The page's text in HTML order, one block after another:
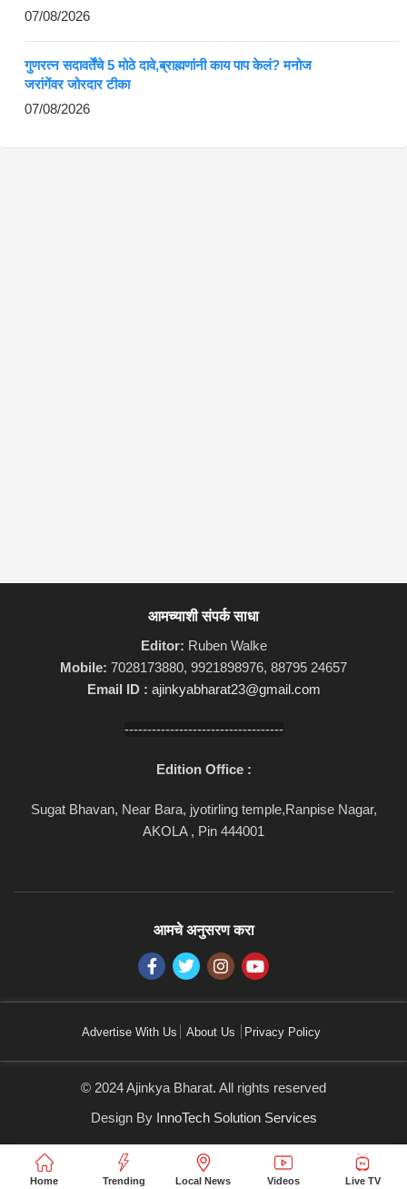
07/08/2026
गुणरत्न सदावर्तेंचे 5 मोठे दावे,ब्राह्मणांनी काय पाप केलं? मनोज
जरांगेंवर जोरदार टीका
07/08/2026
आमच्याशी संपर्क साधा
Editor: Ruben Walke
Mobile: 7028173880, 9921898976, 88795 24657
Email ID : ajinkyabharat23@gmail.com
-----------------------------------
Edition Office :
Sugat Bhavan, Near Bara, jyotirling temple,Ranpise Nagar,
AKOLA , Pin 444001
आमचे अनुसरण करा
Advertise With Us About Us Privacy Policy
© 2024 Ajinkya Bharat. All rights reserved
Design By InnoTech Solution Services
Home Trending Local News Videos Live TV